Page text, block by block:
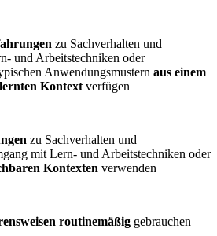
zu Sachverhalten und
und Arbeitstechniken oder
Anwendungsmustern aus einem
Kontext verfügen
zu Sachverhalten und
mit Lern- und Arbeitstechniken oder
Kontexten verwenden
routinemäßig gebrauchen